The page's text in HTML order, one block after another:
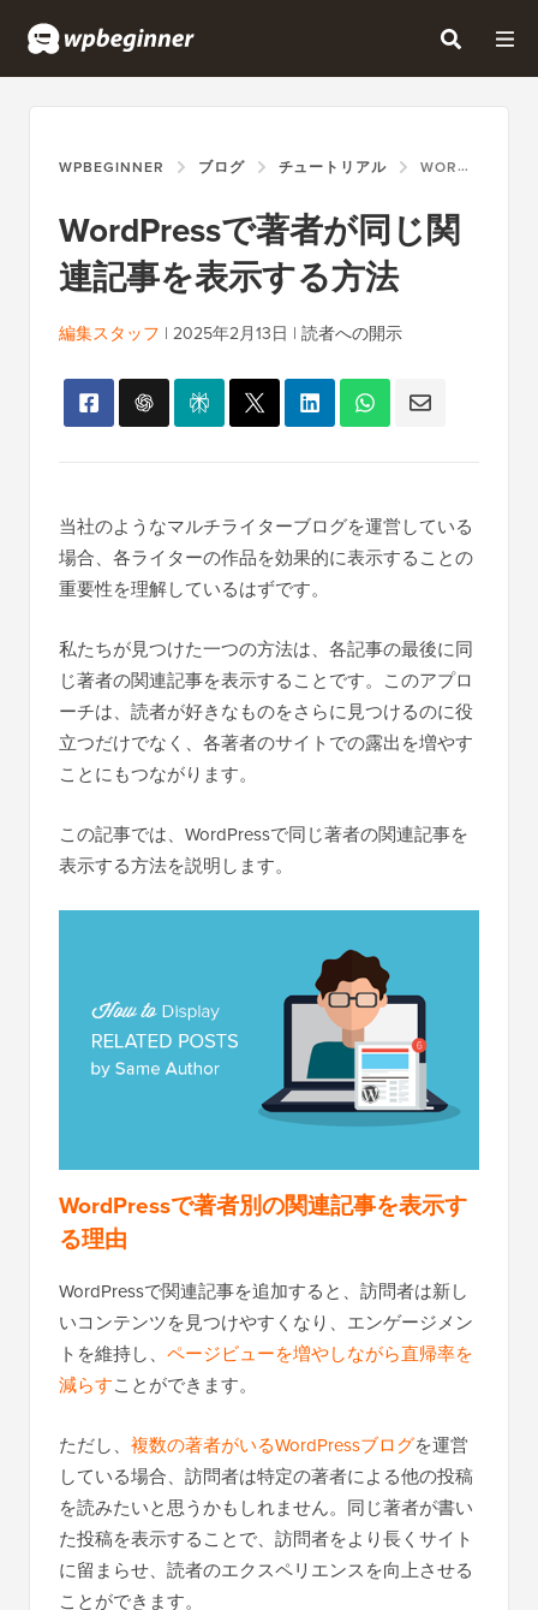
WPBEGINNER ブログ チュートリアル WORDPRESSで著者が同じ関連記事を表示する方法
WordPressで著者が同じ関
連記事を表示する方法
編集スタッフ | 2025年2月13日 | 読者への開示
当社のようなマルチライターブログを運営している
場合、各ライターの作品を効果的に表示することの
重要性を理解しているはずです。
私たちが見つけた一つの方法は、各記事の最後に同
じ著者の関連記事を表示することです。このアプロ
ーチは、読者が好きなものをさらに見つけるのに役
立つだけでなく、各著者のサイトでの露出を増やす
ことにもつながります。
この記事では、WordPressで同じ著者の関連記事を
表示する方法を説明します。
WordPressで著者別の関連記事を表示す
る理由
WordPressで関連記事を追加すると、訪問者は新し
いコンテンツを見つけやすくなり、エンゲージメン
トを維持し、 ページビューを増やしながら直帰率を
減らすことができます。
ただし、 複数の著者がいるWordPressブログを運営
している場合、訪問者は特定の著者による他の投稿
を読みたいと思うかもしれません。同じ著者が書い
た投稿を表示することで、訪問者をより長くサイト
に留まらせ、読者のエクスペリエンスを向上させる
ことができます。